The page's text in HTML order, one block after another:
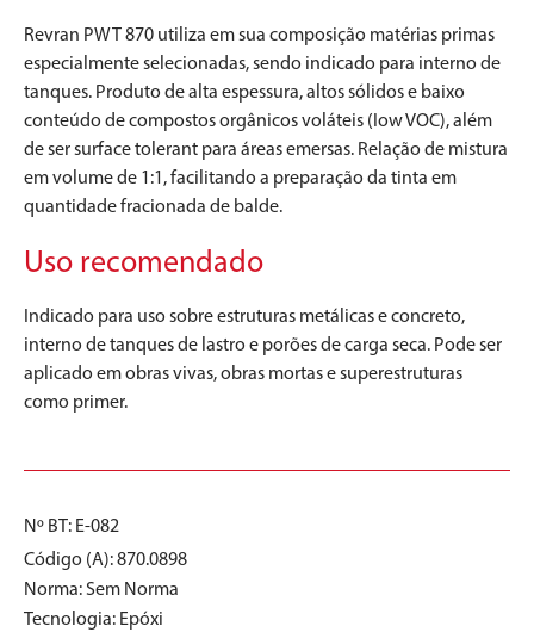
Revran PWT 870 utiliza em sua composição matérias primas
especialmente selecionadas, sendo indicado para interno de
tanques. Produto de alta espessura, altos sólidos e baixo
conteúdo de compostos orgânicos voláteis (Iow VOC), além
de ser surface tolerant para áreas emersas. Relação de mistura
em volume de 1:1, facilitando a preparação da tinta em
quantidade fracionada de balde.
Uso recomendado
Indicado para uso sobre estruturas metálicas e concreto,
interno de tanques de lastro e porões de carga seca. Pode ser
aplicado em obras vivas, obras mortas e superestruturas
como primer.
Nº BT: E-082
Código (A): 870.0898
Norma:Sem Norma
Tecnologia: Epóxi